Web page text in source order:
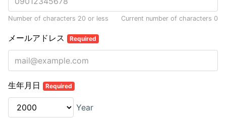
Number of characters 20 or less Current number of characters 0
メールアドレス Required
生年月日 Required
Year